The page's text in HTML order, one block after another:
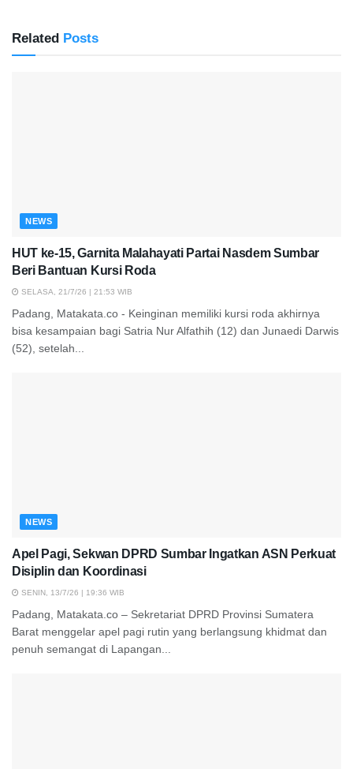
Related Posts
NEWS
HUT ke-15, Garnita Malahayati Partai Nasdem Sumbar
Beri Bantuan Kursi Roda
SELASA, 21/7/26 | 21:53 WIB
Padang, Matakata.co - Keinginan memiliki kursi roda akhirnya
bisa kesampaian bagi Satria Nur Alfathih (12) dan Junaedi Darwis
(52), setelah...
NEWS
Apel Pagi, Sekwan DPRD Sumbar Ingatkan ASN Perkuat
Disiplin dan Koordinasi
SENIN, 13/7/26 | 19:36 WIB
Padang, Matakata.co – Sekretariat DPRD Provinsi Sumatera
Barat menggelar apel pagi rutin yang berlangsung khidmat dan
penuh semangat di Lapangan...